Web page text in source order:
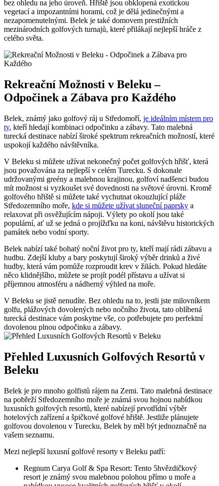
bez ohledu na jeho úroveň. Hřiště jsou obklopená exotickou
vegetací a impozantními horami, což je dělá jedinečnými a
nezapomenutelnými. Belek je také domovem prestižních
mezinárodních golfových turnajů, které přilákají nejlepší hráče z
celého světa.
Rekreační Možnosti v Beleku –
Odpočinek a Zábava pro Každého
Belek, známý jako golfový ráj u Středomoří, je ideálním místem pro
ty, kteří hledají kombinaci odpočinku a zábavy. Tato malebná
turecká destinace nabízí široké spektrum rekreačních možností, které
uspokojí každého návštěvníka.
V Beleku si můžete užívat nekonečný počet golfových hřišť, která
jsou považována za nejlepší v celém Turecku. S dokonale
udržovanými greény a malebnou krajinou, golfoví nadšenci budou
mít možnost si vyzkoušet své dovednosti na světové úrovni. Kromě
golfového hřiště si můžete také vychutnat okouzlující pláže
Středozemního moře, kde si můžete užívat sluneční paprsky a
relaxovat při osvěžujícím nápoji. Výlety po okolí jsou také
populární, ať už se jedná o projížďku na koni, návštěvu historických
památek nebo vodní sporty.
Belek nabízí také bohatý noční život pro ty, kteří mají rádi zábavu a
hudbu. Zdejší kluby a bary poskytují široký výběr drinků a živé
hudby, která vám pomůže rozproudit krev v žilách. Pokud hledáte
něco klidnějšího, můžete se projít podél přístavu a užívat si
příjemnou atmosféru a nádherný výhled na moře.
V Beleku se jistě nenudíte. Bez ohledu na to, jestli jste milovníkem
golfu, plážových dovolených nebo nočního života, tato oblíbená
turecká destinace vám poskytne vše, co potřebujete pro perfektní
dovolenou plnou odpočinku a zábavy.
Přehled Luxusních Golfových Resortů v
Beleku
Belek je pro mnoho golfistů rájem na Zemi. Tato malebná destinace
na pobřeží Středozemního moře je známá svou hojnou nabídkou
luxusních golfových resortů, které nabízejí prvotřídní výběr
hotelových zařízení a špičkové golfové hřiště. Jestliže plánujete
golfovou dovolenou v Turecku, Belek by měl být jednoznačně na
vašem seznamu.
Mezi nejlepší luxusní golfové resorty v Beleku patří:
Regnum Carya Golf & Spa Resort: Tento 5hvězdičkový
resort je známý svou malebnou polohou přímo u moře a